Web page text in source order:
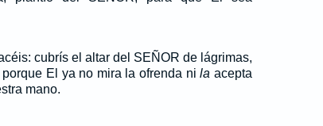
cubrís el altar del SEÑOR de lágrimas,
porque El ya no mira la ofrenda nila acepta
mano.